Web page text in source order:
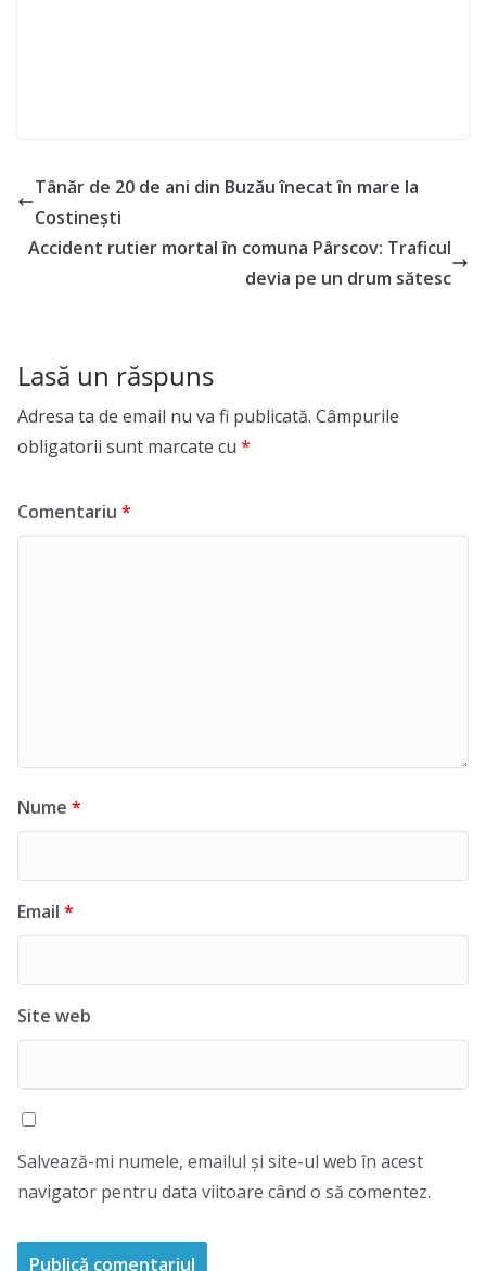
Tânăr de 20 de ani din Buzău înecat în mare la
Costinești
Accident rutier mortal în comuna Pârscov: Traficul
devia pe un drum sătesc
Lasă un răspuns
Adresa ta de email nu va fi publicată. Câmpurile
obligatorii sunt marcate cu *
Comentariu *
Nume *
Email *
Site web
Salvează-mi numele, emailul și site-ul web în acest
navigator pentru data viitoare când o să comentez.